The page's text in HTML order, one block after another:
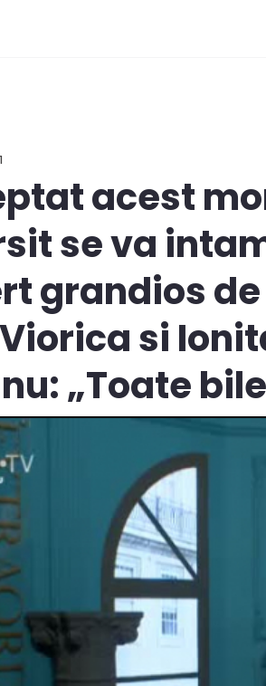
acest
se va
grandios
si
„Toate